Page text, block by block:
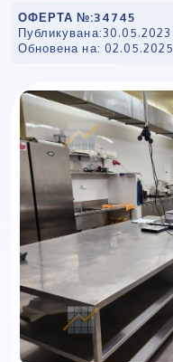
ОФЕРТА №:34745
Публикувана:30.05.2023
Обновена на: 02.05.2025